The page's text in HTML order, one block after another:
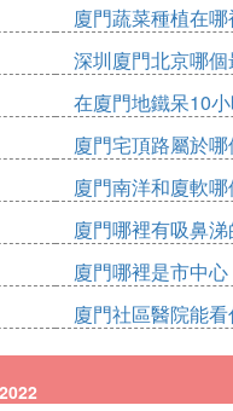
廈門蔬菜種植在哪
深圳廈門北京哪個
在廈門地鐵呆10
廈門宅頂路屬於
廈門南洋和廈軟
廈門哪裡有吸鼻涕
廈門哪裡是市中心
廈門社區醫院能